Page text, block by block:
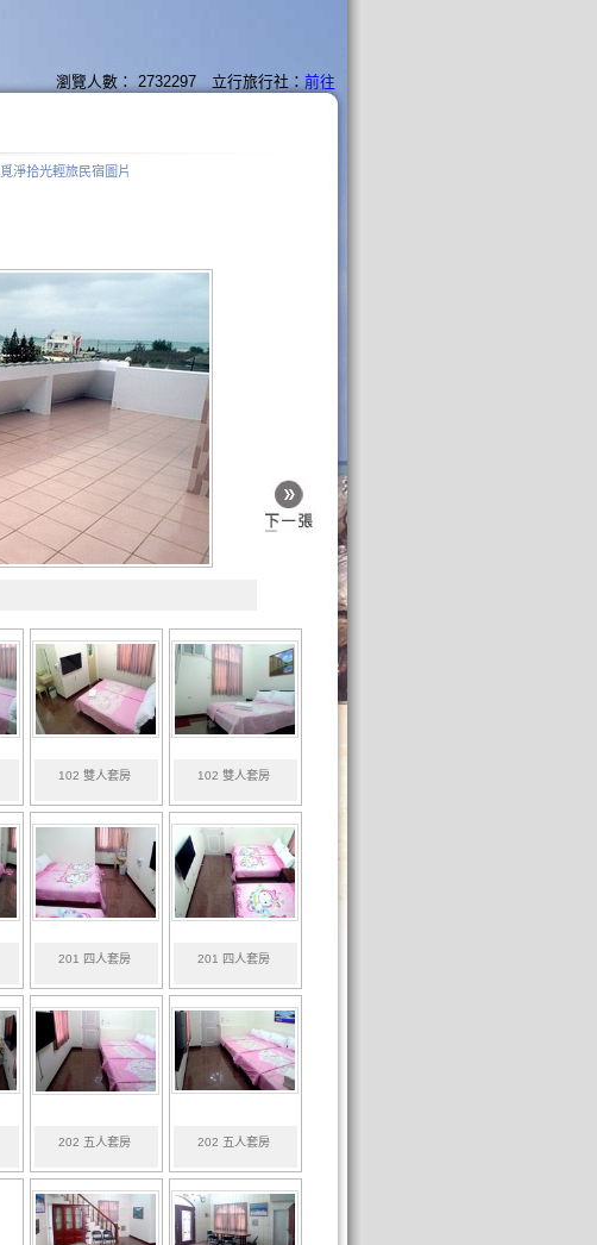
瀏覽人數： 2732297 立行旅行社： 前往
覓淨拾光輕旅民宿圖片
102 雙人套房 102 雙人套房
201 四人套房 201 四人套房
202 五人套房 202 五人套房